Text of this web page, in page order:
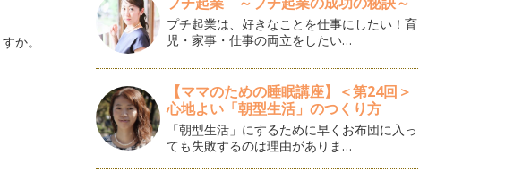
か。
プチ起業は、好きなことを仕事にしたい！育
児・家事・仕事の両立をしたい…
【ママのための睡眠講座】＜第24回＞
心地よい「朝型生活」のつくり方
「朝型生活」にするために早くお布団に入っ
ても失敗するのは理由がありま…